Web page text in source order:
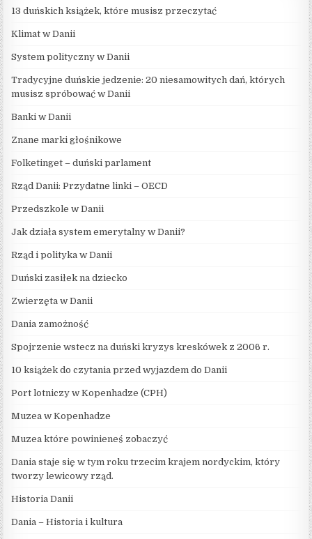
13 duńskich książek, które musisz przeczytać
Klimat w Danii
System polityczny w Danii
Tradycyjne duńskie jedzenie: 20 niesamowitych dań, których
musisz spróbować w Danii
Banki w Danii
Znane marki głośnikowe
Folketinget – duński parlament
Rząd Danii: Przydatne linki – OECD
Przedszkole w Danii
Jak działa system emerytalny w Danii?
Rząd i polityka w Danii
Duński zasiłek na dziecko
Zwierzęta w Danii
Dania zamożność
Spojrzenie wstecz na duński kryzys kreskówek z 2006 r.
10 książek do czytania przed wyjazdem do Danii
Port lotniczy w Kopenhadze (CPH)
Muzea w Kopenhadze
Muzea które powinieneś zobaczyć
Dania staje się w tym roku trzecim krajem nordyckim, który
tworzy lewicowy rząd.
Historia Danii
Dania – Historia i kultura